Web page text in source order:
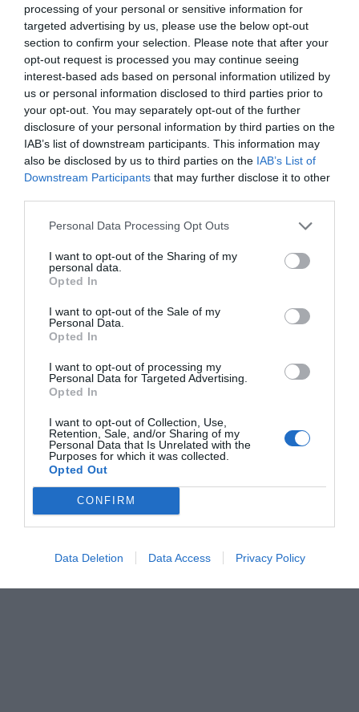
processing of your personal or sensitive information for
targeted advertising by us, please use the below opt-out
section to confirm your selection. Please note that after your
opt-out request is processed you may continue seeing
interest-based ads based on personal information utilized by
us or personal information disclosed to third parties prior to
your opt-out. You may separately opt-out of the further
disclosure of your personal information by third parties on the
IAB’s list of downstream participants. This information may
also be disclosed by us to third parties on the IAB’s List of
Downstream Participants that may further disclose it to other
Personal Data Processing Opt Outs
I want to opt-out of the Sharing of my
personal data.
Opted In
I want to opt-out of the Sale of my
Personal Data.
Opted In
I want to opt-out of processing my
Personal Data for Targeted Advertising.
Opted In
I want to opt-out of Collection, Use,
Retention, Sale, and/or Sharing of my
Personal Data that Is Unrelated with the
Purposes for which it was collected.
Opted Out
CONFIRM
Data Deletion Data Access Privacy Policy
Catalunya (PSC). Ha sido consejero de Trabajo e
Industria en el Gobierno autonómico de Cataluña,
alcalde de Manresa y presidente del Puerto de
Barcelona. Licenciado en Derecho, también trabajó
como gerente general de Aguas Andinas Santiago de
Chile en 2013. Actualmente es el director general de
Mercabarna, el mercado central de abastecimientos de
Barcelona.
Email
Suscribirse
Al darte de alta aceptas la